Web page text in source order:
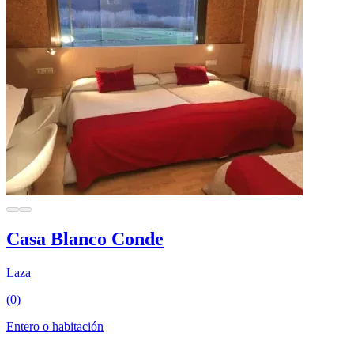
Casa Blanco Conde
Laza
(0)
Entero o habitación